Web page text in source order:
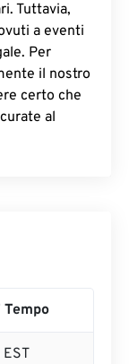
Tuttavia,
a eventi
Per
il nostro
certo che
al
Tempo